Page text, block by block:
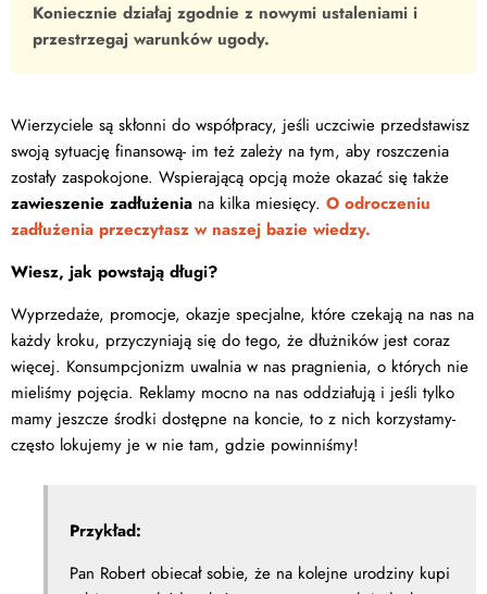
Koniecznie działaj zgodnie z nowymi ustaleniami i
przestrzegaj warunków ugody.
Wierzyciele są skłonni do współpracy, jeśli uczciwie przedstawisz
swoją sytuację finansową- im też zależy na tym, aby roszczenia
zostały zaspokojone. Wspierającą opcją może okazać się także
zawieszenie zadłużenia na kilka miesięcy. O odroczeniu
zadłużenia przeczytasz w naszej bazie wiedzy.
Wiesz, jak powstają długi?
Wyprzedaże, promocje, okazje specjalne, które czekają na nas na
każdy kroku, przyczyniają się do tego, że dłużników jest coraz
więcej. Konsumpcjonizm uwalnia w nas pragnienia, o których nie
mieliśmy pojęcia. Reklamy mocno na nas oddziałują i jeśli tylko
mamy jeszcze środki dostępne na koncie, to z nich korzystamy-
często lokujemy je w nie tam, gdzie powinniśmy!
Przykład:
Pan Robert obiecał sobie, że na kolejne urodziny kupi